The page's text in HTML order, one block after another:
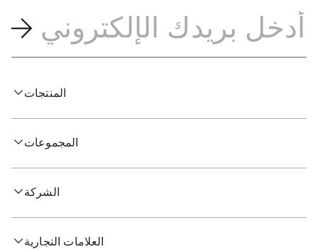
المنتجات
المجموعات
الشركة
العلامات التجارية